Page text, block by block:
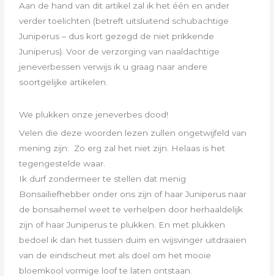
Aan de hand van dit artikel zal ik het één en ander
verder toelichten (betreft uitsluitend schubachtige
Juniperus – dus kort gezegd de niet prikkende
Juniperus). Voor de verzorging van naaldachtige
jeneverbessen verwijs ik u graag naar andere
soortgelijke artikelen.
We plukken onze jeneverbes dood!
Velen die deze woorden lezen zullen ongetwijfeld van
mening zijn: Zo erg zal het niet zijn.
Helaas is het
tegengestelde waar.
Ik durf zondermeer te stellen dat menig
Bonsailiefhebber onder ons zijn of haar Juniperus naar
de bonsaihemel weet te verhelpen door herhaaldelijk
zijn of haar Juniperus te plukken. En met plukken
bedoel ik dan het tussen duim en wijsvinger uitdraaien
van de eindscheut met als doel om het mooie
bloemkool vormige loof te laten ontstaan.